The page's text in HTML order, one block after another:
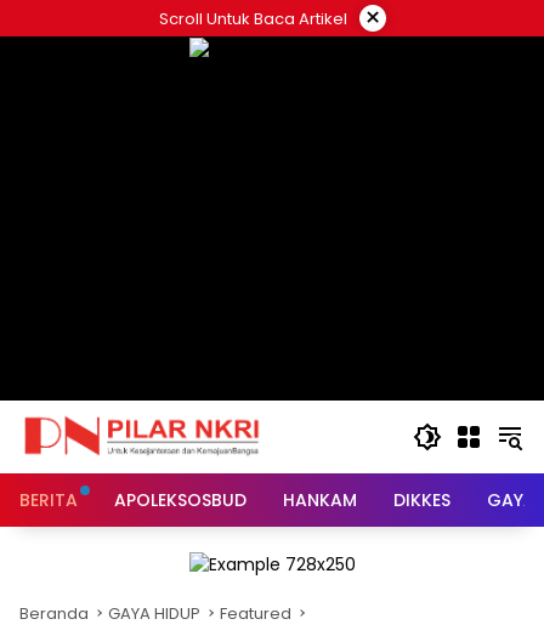
ke
Scroll Untuk Baca Artikel ×
BERITA APOLEKSOSBUD HANKAM DIKKES GAYA
Beranda GAYA HIDUP Featured